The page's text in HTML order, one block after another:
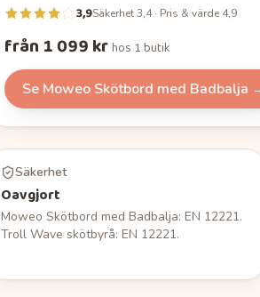
3,9Säkerhet 3,4 · Pris & värde 4,9
från 1 099 krhos 1 butik
Se Moweo Skötbord med Badbalja
Säkerhet
Oavgjort
Moweo Skötbord med Badbalja: EN 12221.
Troll Wave skötbyrå: EN 12221.